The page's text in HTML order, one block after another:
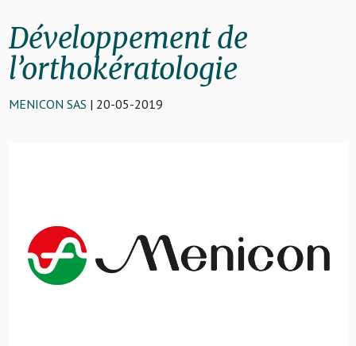
Développement de
l’orthokératologie
MENICON SAS | 20-05-2019